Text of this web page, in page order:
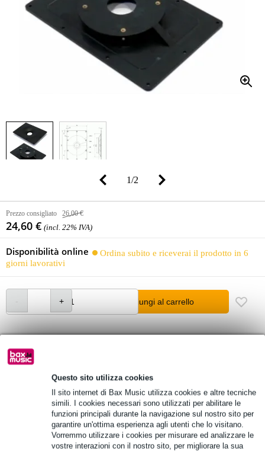
Questo sito utilizza cookies
Il sito internet di Bax Music utilizza cookies e altre tecniche
simili. I cookies necessari sono utilizzati per abilitare le
funzioni principali durante la navigazione sul nostro sito per
garantire un'ottima esperienza agli utenti che lo visitano.
Vorremmo utilizzare i cookies per misurare ed analizzare le
vostre interazioni con il nostro sito, per migliorare la sua
1/2
Prezzo consigliato 26,00 €
24,60 € (incl. 22% IVA)
Disponibilità online
Ordina subito e riceverai il prodotto in 6
giorni lavorativi
Aggiungi al carrello
1.250 marchi leader
Informazioni sul prodotto
dimensioni_mm: 220 x 150 mm
materiale: plastica di alta qualità